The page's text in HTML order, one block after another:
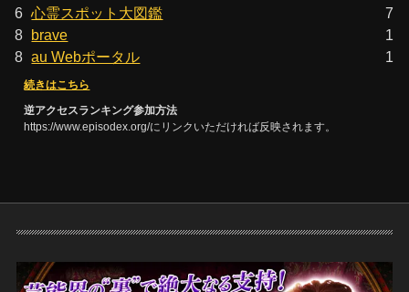
6 心霊スポット大図鑑
7
8 brave
1
8 au Webポータル 1
続きはこちら
逆アクセスランキング参加方法
https://www.episodex.org/にリンクいただければ反映されます。